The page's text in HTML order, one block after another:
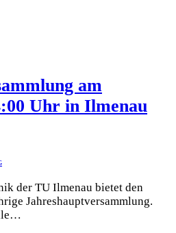
am
Uhr in Ilmenau
der TU Ilmenau bietet den
Jahreshauptversammlung.